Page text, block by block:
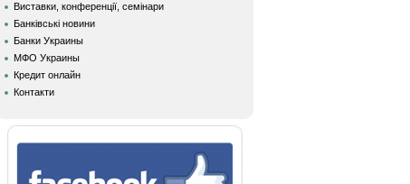
Виставки, конференції, семінари
Банківські новини
Банки Украины
МФО Украины
Кредит онлайн
Контакти